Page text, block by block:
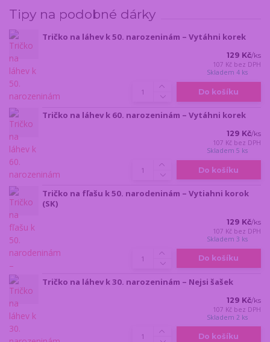
Tipy na podobné dárky
Tričko na láhev k 50. narozeninám – Vytáhni korek
129 Kč/ks
107 Kč bez DPH
Skladem 4 ks
Do košíku
Tričko na láhev k 60. narozeninám – Vytáhni korek
129 Kč/ks
107 Kč bez DPH
Skladem 5 ks
Do košíku
Tričko na fľašu k 50. narodeninám – Vytiahni korok
(SK)
129 Kč/ks
107 Kč bez DPH
Skladem 3 ks
Do košíku
Tričko na láhev k 30. narozeninám – Nejsi šašek
129 Kč/ks
107 Kč bez DPH
Skladem 2 ks
Do košíku